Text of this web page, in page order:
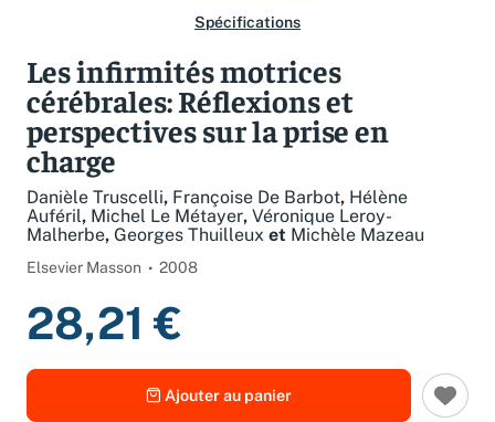
Les infirmités motrices
cérébrales: Réflexions et
perspectives sur la prise en
charge
Danièle Truscelli, Françoise De Barbot , Hélène
Auféril,Michel Le Métayer,Véronique Leroy-
, Georges Thuilleux
28,21 €
Ajouter au panier